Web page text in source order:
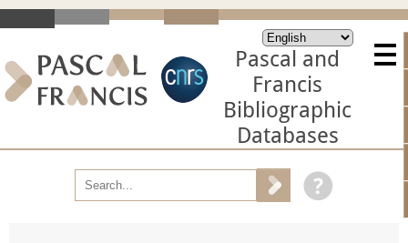
Pascal and
Francis
Bibliographic
Databases